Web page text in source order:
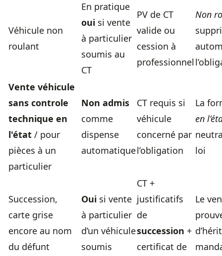
Véhicule non
roulant
En pratique
oui si vente
à particulier
soumis au
CT
PV de CT
valide ou
cession à
professionnel
Non
Vente véhicule
sans controle
technique en
l'état / pour
pièces à un
particulier
Non admis
comme
dispense
automatique
CT requis si
véhicule
concerné par
l’obligation
La
en
loi
Succession,
carte grise
encore au nom
du défunt
Oui si vente
à particulier
d’un véhicule
soumis
CT +
justificatifs
de
succession +
certificat de
Le